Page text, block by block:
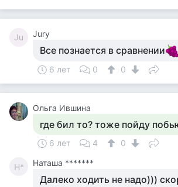
Ju Jury
Все познается в сравнении
6 лет 0 0
Ольга Ившина
где бил то? тоже пойду
6 лет 4 0
Н* Наташа *******
Далеко ходить не надо)))